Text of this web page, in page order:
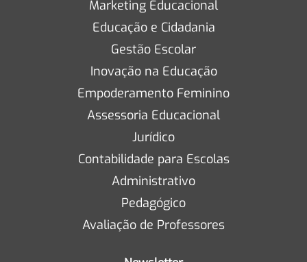
Marketing Educacional
Educação e Cidadania
Gestão Escolar
Inovação na Educação
Empoderamento Feminino
Assessoria Educacional
Jurídico
Contabilidade para Escolas
Administrativo
Pedagógico
Avaliação de Professores